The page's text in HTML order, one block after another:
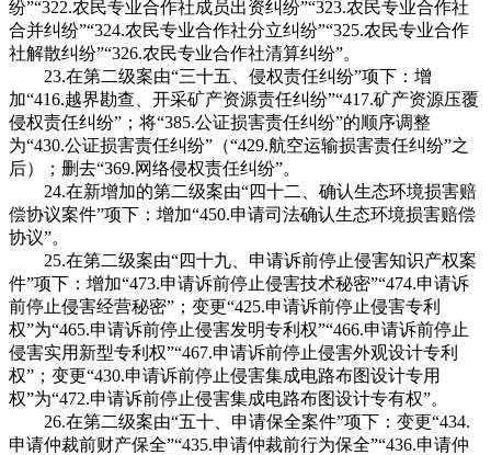
纷”“322.农民专业合作社成员出资纠纷”“323.农民专业合作社
合并纠纷”“324.农民专业合作社分立纠纷”“325.农民专业合作
社解散纠纷”“326.农民专业合作社清算纠纷”。
23.在第二级案由“三十五、侵权责任纠纷”项下：增
加“416.越界勘查、开采矿产资源责任纠纷”“417.矿产资源压覆
侵权责任纠纷”；将“385.公证损害责任纠纷”的顺序调整
为“430.公证损害责任纠纷”（“429.航空运输损害责任纠纷”之
后）；删去“369.网络侵权责任纠纷”。
24.在新增加的第二级案由“四十二、确认生态环境损害赔
偿协议案件”项下：增加“450.申请司法确认生态环境损害赔偿
协议”。
25.在第二级案由“四十九、申请诉前停止侵害知识产权案
件”项下：增加“473.申请诉前停止侵害技术秘密”“474.申请诉
前停止侵害经营秘密”；变更“425.申请诉前停止侵害专利
权”为“465.申请诉前停止侵害发明专利权”“466.申请诉前停止
侵害实用新型专利权”“467.申请诉前停止侵害外观设计专利
权”；变更“430.申请诉前停止侵害集成电路布图设计专用
权”为“472.申请诉前停止侵害集成电路布图设计专有权”。
26.在第二级案由“五十、申请保全案件”项下：变更“434.
申请仲裁前财产保全”“435.申请仲裁前行为保全”“436.申请仲